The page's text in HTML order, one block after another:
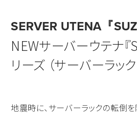
SERVER UTENA『
NEWサーバーウテナ『
リーズ （サーバーラッ
地震時に、サーバーラックの転倒